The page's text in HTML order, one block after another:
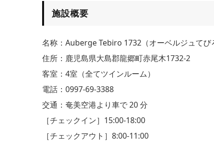
施設概要
名称：Auberge Tebiro 1732（オーベルジュてび
住所：鹿児島県大島郡龍郷町赤尾木1732-2
客室：4室（全てツインルーム）
電話：0997-69-3388
交通：奄美空港より車で 20 分
［チェックイン］15:00-18:00
［チェックアウト］8:00-11:00